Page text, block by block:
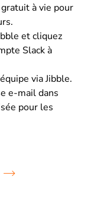
gratuit à vie pour
et cliquez
Slack à
via Jibble.
e-mail dans
pour les